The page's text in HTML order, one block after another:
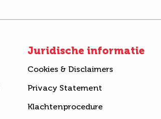
Juridische informatie
Cookies & Disclaimers
Privacy Statement
Klachtenprocedure